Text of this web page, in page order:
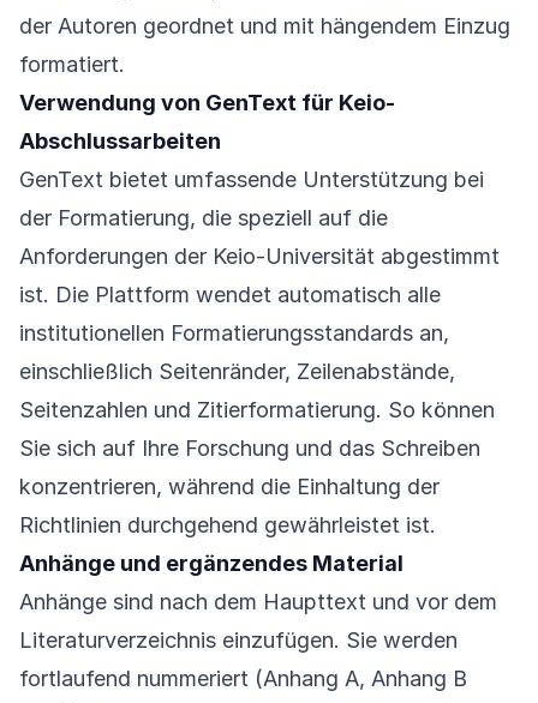
der Autoren geordnet und mit hängendem Einzug
formatiert.
Verwendung von GenText für Keio-
Abschlussarbeiten
GenText bietet umfassende Unterstützung bei
der Formatierung, die speziell auf die
Anforderungen der Keio-Universität abgestimmt
ist. Die Plattform wendet automatisch alle
institutionellen Formatierungsstandards an,
einschließlich Seitenränder, Zeilenabstände,
Seitenzahlen und Zitierformatierung. So können
Sie sich auf Ihre Forschung und das Schreiben
konzentrieren, während die Einhaltung der
Richtlinien durchgehend gewährleistet ist.
Anhänge und ergänzendes Material
Anhänge sind nach dem Haupttext und vor dem
Literaturverzeichnis einzufügen. Sie werden
fortlaufend nummeriert (Anhang A, Anhang B